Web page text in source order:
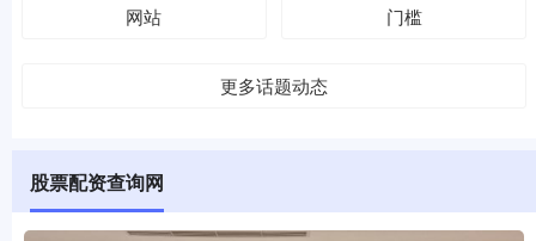
网站 门槛
更多话题动态
股票配资查询网